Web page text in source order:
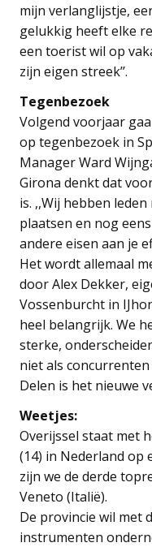
mijn verlanglijstje,
gelukkig heeft elke
een toerist wil op
zijn eigen streek’’.
Tegenbezoek
Volgend voorjaar
op tegenbezoek in
Manager Ward
Girona denkt dat
is. ,,Wij hebben
plaatsen en nog
andere eisen aan je
Het wordt allemaal
door Alex Dekker,
Vossenburcht in
heel belangrijk. We
sterke,
niet als
Delen is het nieuwe
Weetjes:
Overijssel staat met
(14) in Nederland op
zijn we de derde
Veneto (Italië).
De provincie wil met
instrumenten